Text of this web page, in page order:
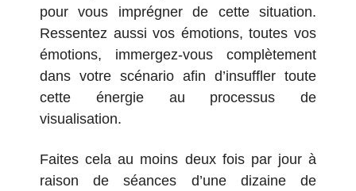
pour vous imprégner de cette situation.
Ressentez aussi vos émotions, toutes vos
émotions, immergez-vous complètement
dans votre scénario afin d’insuffler toute
cette énergie au processus de
visualisation.
Faites cela au moins deux fois par jour à
raison de séances d’une dizaine de